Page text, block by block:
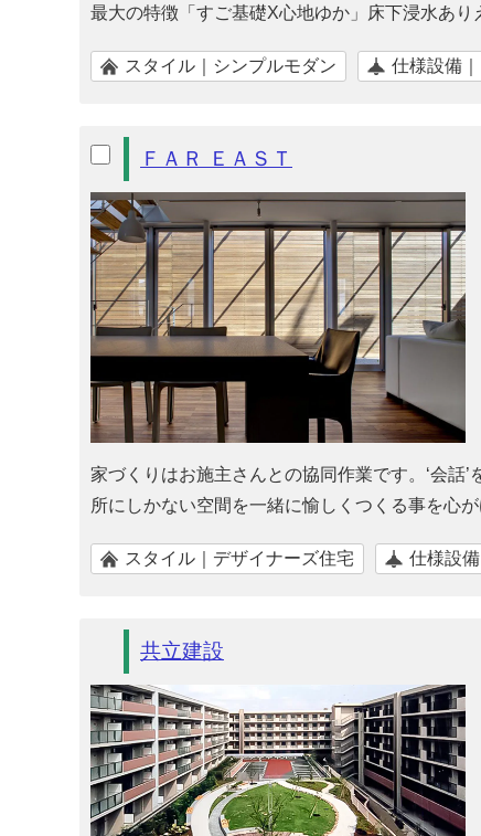
最大の特徴「すご基礎X心地ゆか」床下浸水あ
スタイル｜シンプルモダン 仕様設備
ＦＡＲ ＥＡＳＴ
家づくりはお施主さんとの協同作業です。‘会話
所にしかない空間を一緒に愉しくつくる事を心が
スタイル｜デザイナーズ住宅 仕様設
共立建設